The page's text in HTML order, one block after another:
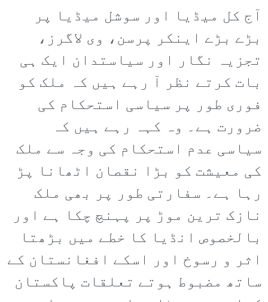
آج کل میڈیا اور سوشل میڈیا پر
بڑے بڑے اینکر پرسن، وی لاگرز،
تجزیہ نگار اور سیاستدان ایک ہی
بات کرتے نظر آ رہے ہیں کہ ملک کو
فوری طور پر سیاسی استحکام کی
ضرورت ہے۔ وہ کہہ رہے ہیں کہ
سیاسی عدم استحکام کی وجہ سے ملک
کی معیشت کو بڑا نقصان اٹھانا پڑ
رہا ہے۔ سفارتی طور پر بھی ملک
نازک ترین موڑ پر پہنچ چکا ہے اور
بالخصوص انڈیا کا خطے میں بڑھتا
اثر و رسوخ اور اسکے افغانستان کے
ساتھ مضبوط ہوتے تعلقات پاکستان